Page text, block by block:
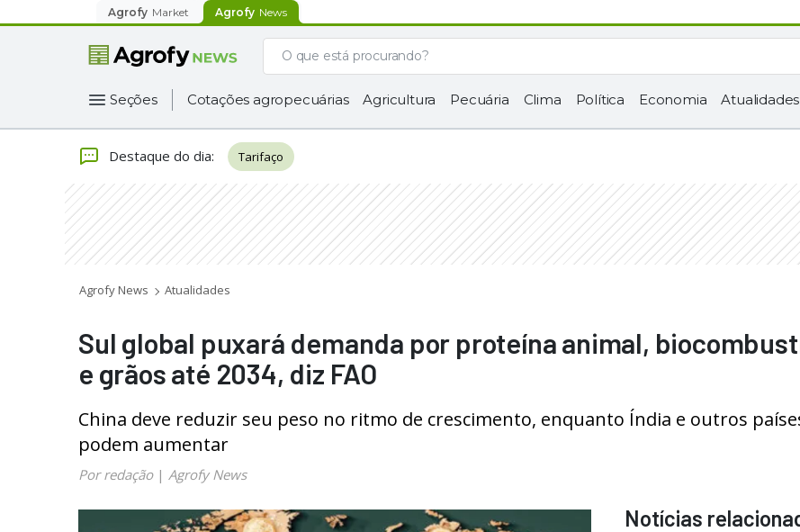
Agrofy Market Agrofy News
Seções Cotações agropecuárias Agricultura Pecuária Clima Política Economia Atualidades
Destaque do dia: Tarifaço
Agrofy News Atualidades
Sul global puxará demanda por proteína animal,
e grãos até 2034, diz FAO
China deve reduzir seu peso no ritmo de crescimento, enquanto Índia e outros
podem aumentar
Por redação| Agrofy News
Notícias